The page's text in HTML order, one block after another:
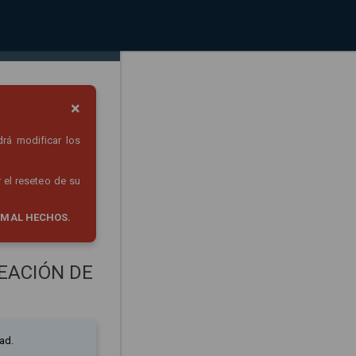
×
modificar los
el reseteo de su
HECHOS.
DE